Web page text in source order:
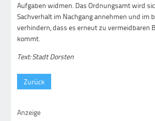
Aufgaben widmen. Das Ordnungsamt wird
Sachverhalt im Nachgang annehmen und im
verhindern, dass es erneut zu vermeidbaren
kommt.
Text: Stadt Dorsten
Zurück
Anzeige